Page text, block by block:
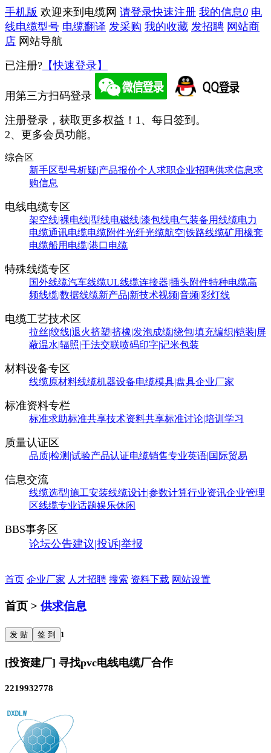
手机版 欢迎来到电缆网 请登录快速注册 我的信息0 电
线电缆型号 电缆翻译 发采购 我的收藏 发招聘 网站商
店 网站导航
已注册? 【快速登录】
用第三方扫码登录
注册登录，获取更多权益！ 1、每日签到。
2、更多会员功能。
综合区
新手区型号析疑|产品报价个人求职企业招聘供求信息求
购信息
电线电缆专区
架空线|裸电线|型线电磁线|漆包线电气装备用线缆电力
电缆通讯电缆电缆附件光纤光缆航空|铁路线缆矿用橡套
电缆船用电缆|港口电缆
特殊线缆专区
国外线缆汽车线缆UL线缆连接器|插头附件特种电缆高
频线缆|数据线缆新产品|新技术视频|音频|彩灯线
电缆工艺技术区
拉丝|绞线|退火挤塑|挤橡|发泡成缆|绕包|填充编织|铠装|屏
蔽温水|辐照|干法交联喷码印字|记米包装
材料设备专区
线缆原材料线缆机器设备电缆模具|盘具企业厂家
标准资料专栏
标准求助标准共享技术资料共享标准讨论|培训学习
质量认证区
品质|检测|试验产品认证电缆销售专业英语|国际贸易
信息交流
线缆选型|施工安装线缆设计|参数计算行业资讯企业管理
区线缆专业话题娱乐休闲
BBS事务区
论坛公告建议|投诉|举报
首页 企业厂家 人才招聘 搜索 资料下载 网站设置
首页 > 供求信息
发 贴 签 到 1
[投资建厂] 寻找pvc电线电缆厂合作
2219932778